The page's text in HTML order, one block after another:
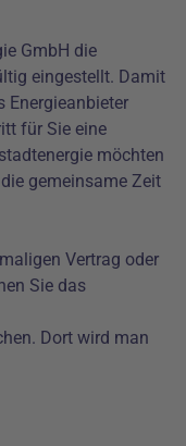
GmbH die
eingestellt. Damit
Energieanbieter
für Sie eine
möchten
gemeinsame Zeit
Vertrag oder
Sie das
Dort wird man